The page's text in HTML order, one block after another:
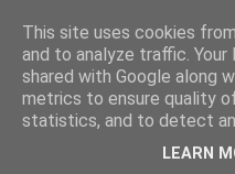
This site uses cookies
and to analyze traffic.
shared with Google along
metrics to ensure quality
statistics, and to detect
LEARN